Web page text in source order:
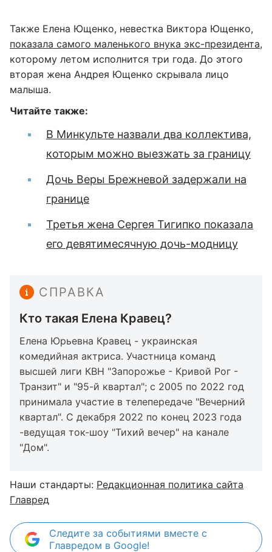
Также Елена Ющенко, невестка Виктора Ющенко,
показала самого маленького внука экс-президента,
которому летом исполнится три года. До этого
вторая жена Андрея Ющенко скрывала лицо
малыша.
Читайте также:
В Минкульте назвали два коллектива,
которым можно выезжать за границу
Дочь Веры Брежневой задержали на
границе
Третья жена Сергея Тигипко показала
его девятимесячную дочь-модницу
СПРАВКА
Кто такая Елена Кравец?
Елена Юрьевна Кравец - украинская
комедийная актриса. Участница команд
высшей лиги КВН "Запорожье - Кривой Рог -
Транзит" и "95-й квартал"; с 2005 по 2022 год
принимала участие в телепередаче "Вечерний
квартал". С декабря 2022 по конец 2023 года
-ведущая ток-шоу "Тихий вечер" на канале
"Дом".
Наши стандарты: Редакционная политика сайта
Главред
Следите за событиями вместе с
Главредом в Google!